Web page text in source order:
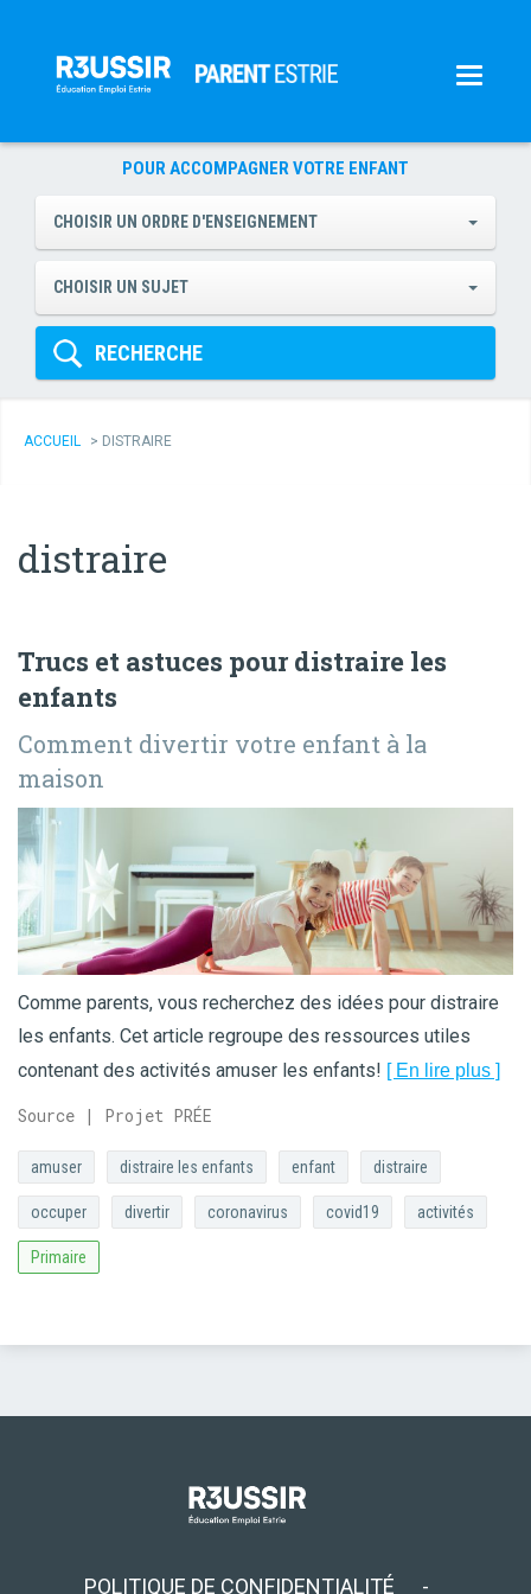
POUR ACCOMPAGNER VOTRE ENFANT
CHOISIR UN ORDRE D'ENSEIGNEMENT
CHOISIR UN SUJET
RECHERCHE
ACCUEIL > DISTRAIRE
distraire
Trucs et astuces pour distraire les
enfants
Comment divertir votre enfant à la
maison
Comme parents, vous recherchez des idées pour distraire
les enfants. Cet article regroupe des ressources utiles
contenant des activités amuser les enfants! [ En lire plus ]
Source | Projet PRÉE
amuser distraire les enfants enfant distraire
occuper divertir coronavirus covid19 activités
Primaire
POLITIQUE DE CONFIDENTIALITÉ